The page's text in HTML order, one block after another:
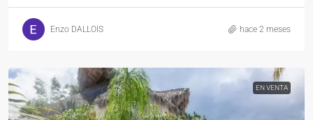
Enzo DALLOIS hace 2 meses
EN VENTA